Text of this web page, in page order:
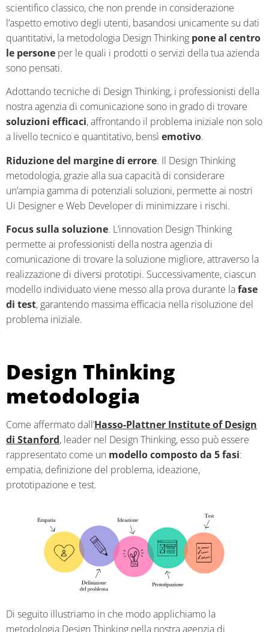
scientifico classico, che non prende in considerazione
l’aspetto emotivo degli utenti, basandosi unicamente su dati
quantitativi, la metodologia Design Thinking pone al centro
le persone per le quali i prodotti o servizi della tua azienda
sono pensati.
Adottando tecniche di Design Thinking, i professionisti della
nostra agenzia di comunicazione sono in grado di trovare
soluzioni efficaci, affrontando il problema iniziale non solo
a livello tecnico e quantitativo, bensì emotivo.
Riduzione del margine di errore. Il Design Thinking
metodologia, grazie alla sua capacità di considerare
un’ampia gamma di potenziali soluzioni, permette ai nostri
Ui Designer e Web Developer di minimizzare i rischi.
Focus sulla soluzione. L’innovation Design Thinking
permette ai professionisti della nostra agenzia di
comunicazione di trovare la soluzione migliore, attraverso la
realizzazione di diversi prototipi. Successivamente, ciascun
modello individuato viene messo alla prova durante lafase
di test, garantendo massima efficacia nella risoluzione del
problema iniziale.
Design Thinking
metodologia
Come affermato dall’Hasso-Plattner Institute of Design
di Stanford, leader nel Design Thinking, esso può essere
rappresentato come un modello composto da 5 fasi:
empatia, definizione del problema, ideazione,
prototipazione e test.
Di seguito illustriamo in che modo applichiamo la
metodologia Design Thinking nella nostra agenzia di